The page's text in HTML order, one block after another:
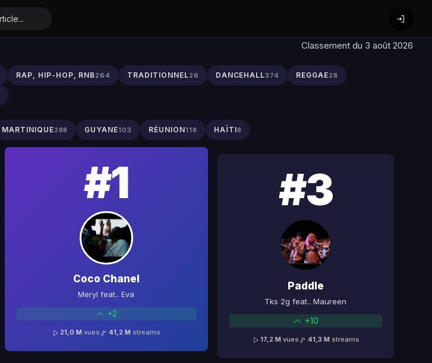
Classement du 3 août 2026
RAP, HIP-HOP, RNB264 TRADITIONNEL26 DANCEHALL374 REGGAE28
MARTINIQUE288 GUYANE103 RÉUNION118 HAÏTI8
#1
Coco Chanel
Meryl feat.. Eva
+2
21,0 Mvues 41,2 M streams
#3
Paddle
Tks 2g feat.. Maureen
+10
17,2 M vues 41,3 M streams